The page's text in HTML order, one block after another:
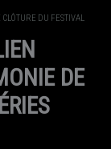
DU FESTIVAL
DE